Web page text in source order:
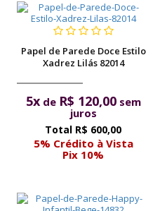
Papel de Parede Doce Estilo
Xadrez Lilás 82014
5xde R$ 120,00sem
juros
R$ 600,00
5% Crédito à Vista
Pix 10%